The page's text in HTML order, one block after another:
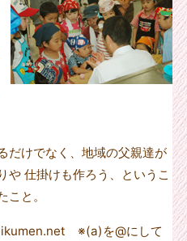
だけでなく、地域の父親達が
や 仕掛けも作ろう、というこ
と。
※(a)を@にして